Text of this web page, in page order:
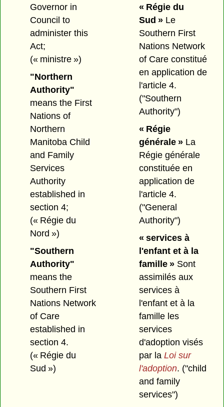
Governor in
Council to
administer this
Act;
(« ministre »)
"Northern
Authority"
means the First
Nations of
Northern
Manitoba Child
and Family
Services
Authority
established in
section 4;
(« Régie du
Nord »)
"Southern
Authority"
means the
Southern First
Nations Network
of Care
established in
section 4.
(« Régie du
Sud »)
« Régie du
Sud »Le
Southern First
Nations Network
of Care constitué
en application de
l'article 4.
("Southern
Authority")
« Régie
générale »La
Régie générale
constituée en
application de
l'article 4.
("General
Authority")
« services à
l'enfant et à la
famille »Sont
assimilés aux
services à
l'enfant et à la
famille les
services
d'adoption visés
par la Loi sur
l'adoption. ("child
and family
services")